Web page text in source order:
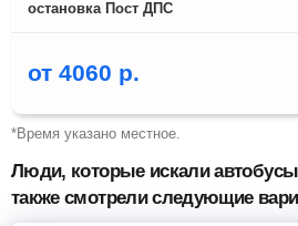
остановка Пост ДПС
от 4060 р.
*Время указано местное.
Люди, которые искали автобусы
также смотрели следующие